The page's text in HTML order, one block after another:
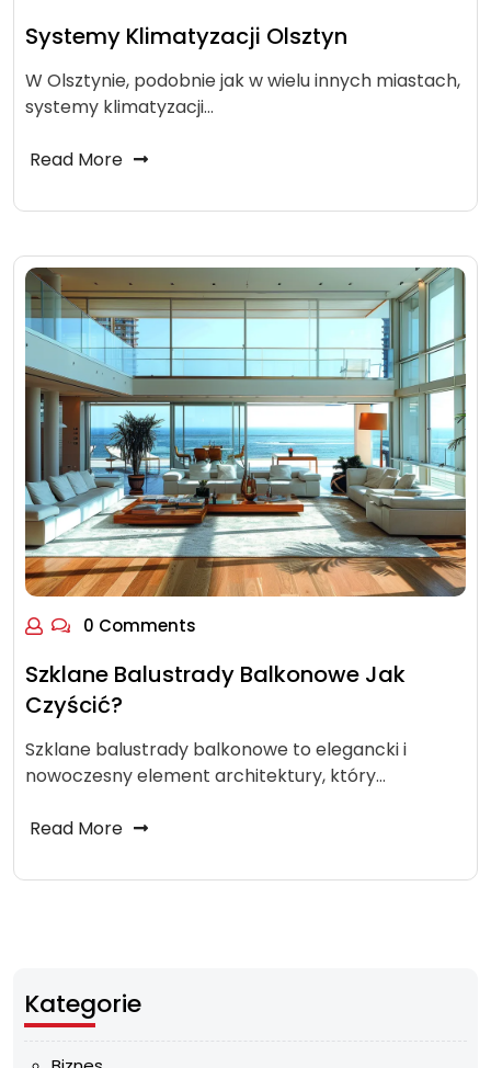
Systemy Klimatyzacji Olsztyn
W Olsztynie, podobnie jak w wielu innych miastach,
systemy klimatyzacji…
Read More
0 Comments
Szklane Balustrady Balkonowe Jak
Czyścić?
Szklane balustrady balkonowe to elegancki i
nowoczesny element architektury, który…
Read More
Kategorie